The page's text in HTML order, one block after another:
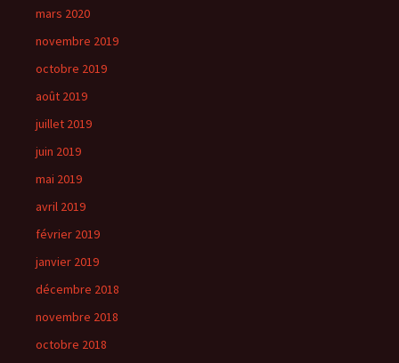
mars 2020
novembre 2019
octobre 2019
août 2019
juillet 2019
juin 2019
mai 2019
avril 2019
février 2019
janvier 2019
décembre 2018
novembre 2018
octobre 2018